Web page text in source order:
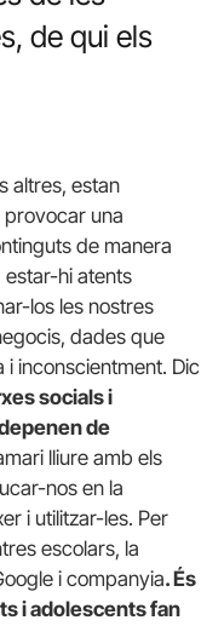
de qui els
altres, estan
una
de manera
hi atents
los les nostres
dades que
inconscientment. Dic
socials i
de
lliure amb els
nos en la
i utilitzar-les. Per
escolars, la
i companyia. És
i adolescents fan